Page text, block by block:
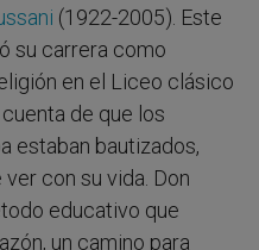
(1922-2005). Este
su carrera como
en el Liceo clásico
de que los
estaban bautizados,
con su vida. Don
educativo que
un camino para